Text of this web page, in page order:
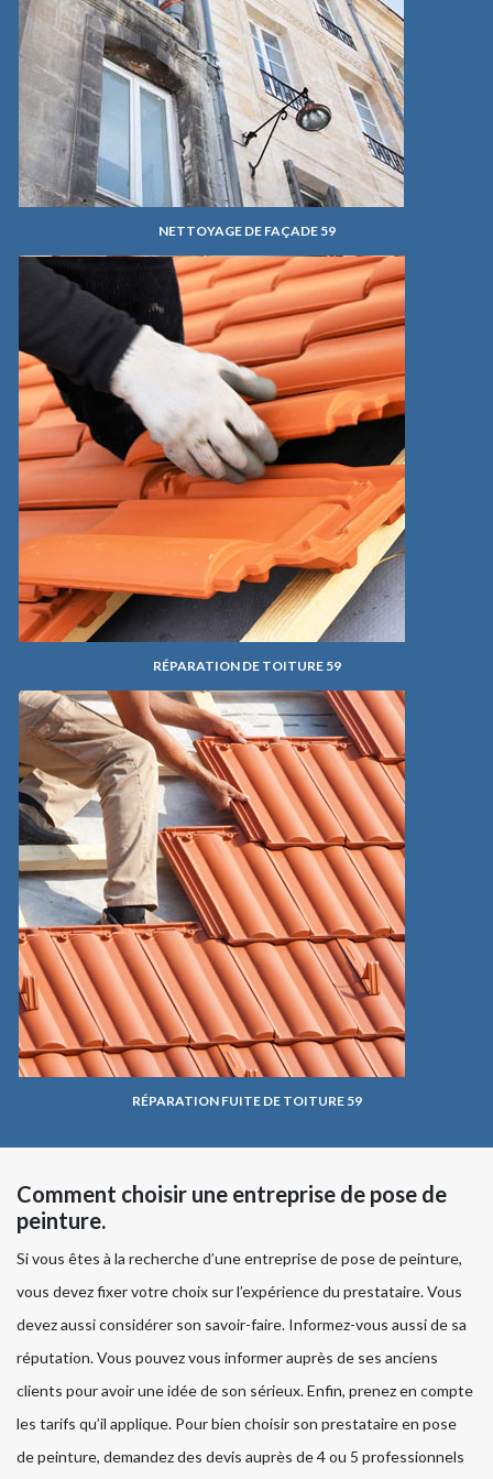
NETTOYAGE DE FAÇADE 59
RÉPARATION DE TOITURE 59
RÉPARATION FUITE DE TOITURE 59
Comment choisir une entreprise de pose de
peinture.
Si vous êtes à la recherche d’une entreprise de pose de peinture,
vous devez fixer votre choix sur l’expérience du prestataire. Vous
devez aussi considérer son savoir-faire. Informez-vous aussi de sa
réputation. Vous pouvez vous informer auprès de ses anciens
clients pour avoir une idée de son sérieux. Enfin, prenez en compte
les tarifs qu’il applique. Pour bien choisir son prestataire en pose
de peinture, demandez des devis auprès de 4 ou 5 professionnels